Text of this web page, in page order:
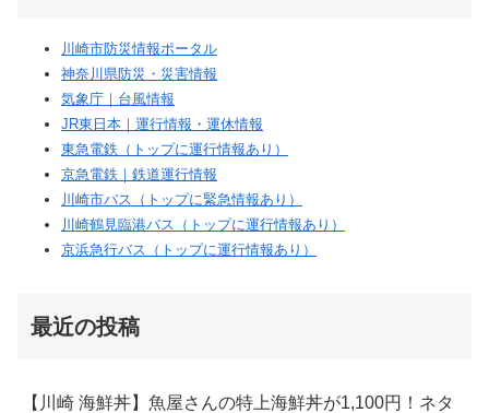
川崎市防災情報ポータル
神奈川県防災・災害情報
気象庁｜台風情報
JR東日本｜運行情報・運休情報
東急電鉄（トップに運行情報あり）
京急電鉄｜鉄道運行情報
川崎市バス（トップに緊急情報あり）
川崎鶴見臨港バス（トップに運行情報あり）
京浜急行バス（トップに運行情報あり）
最近の投稿
【川崎 海鮮丼】魚屋さんの特上海鮮丼が1,100円！ネタ